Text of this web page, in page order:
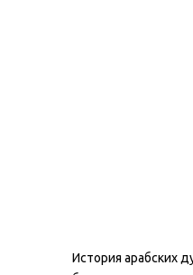
История арабских